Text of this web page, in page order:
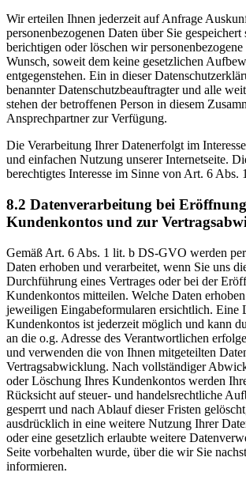
Wir erteilen Ihnen jederzeit auf Anfrage
personenbezogenen Daten über Sie gespeichert
berichtigen oder löschen wir
Wunsch, soweit dem keine gesetzlichen
entgegenstehen. Ein in dieser
benannter Datenschutzbeauftragter und alle
stehen der betroffenen Person in diesem
Ansprechpartner zur Verfügung.
Die Verarbeitung Ihrer Datenerfolgt im
und einfachen Nutzung unserer Internetseite.
berechtigtes Interesse im Sinne von Art. 6
8.2 Datenverarbeitung bei Eröffnung
Kundenkontos und zur
Gemäß Art. 6 Abs. 1 lit. b DS-GVO werden
Daten erhoben und verarbeitet, wenn Sie uns
Durchführung eines Vertrages oder bei der
Kundenkontos mitteilen. Welche Daten
jeweiligen Eingabeformularen ersichtlich. Eine
Kundenkontos ist jederzeit möglich und kann
an die o.g. Adresse des Verantwortlichen
und verwenden die von Ihnen mitgeteilten
Vertragsabwicklung. Nach vollständiger
oder Löschung Ihres Kundenkontos werden
Rücksicht auf steuer- und handelsrechtliche
gesperrt und nach Ablauf dieser Fristen
ausdrücklich in eine weitere Nutzung Ihrer
oder eine gesetzlich erlaubte weitere
Seite vorbehalten wurde, über die wir Sie
informieren.